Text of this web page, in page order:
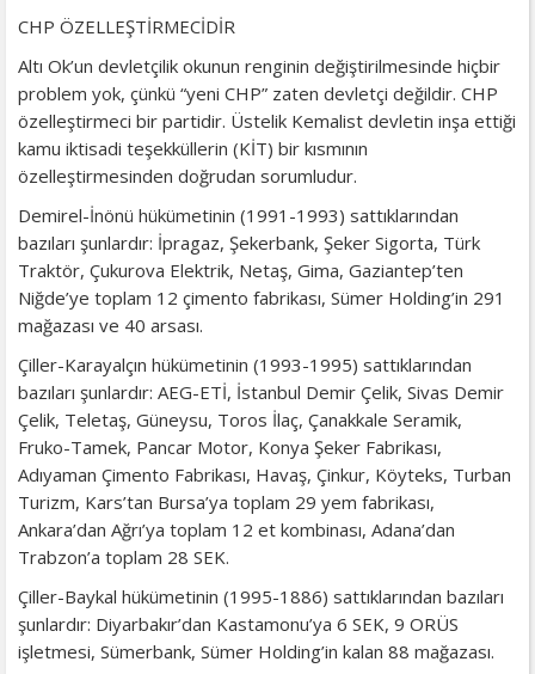
CHP ÖZELLEŞTİRMECİDİR
Altı Ok’un devletçilik okunun renginin değiştirilmesinde hiçbir
problem yok, çünkü “yeni CHP” zaten devletçi değildir. CHP
özelleştirmeci bir partidir. Üstelik Kemalist devletin inşa ettiği
kamu iktisadi teşekküllerin (KİT) bir kısmının
özelleştirmesinden doğrudan sorumludur.
Demirel-İnönü hükümetinin (1991-1993) sattıklarından
bazıları şunlardır: İpragaz, Şekerbank, Şeker Sigorta, Türk
Traktör, Çukurova Elektrik, Netaş, Gima, Gaziantep’ten
Niğde’ye toplam 12 çimento fabrikası, Sümer Holding’in 291
mağazası ve 40 arsası.
Çiller-Karayalçın hükümetinin (1993-1995) sattıklarından
bazıları şunlardır: AEG-ETİ, İstanbul Demir Çelik, Sivas Demir
Çelik, Teletaş, Güneysu, Toros İlaç, Çanakkale Seramik,
Fruko-Tamek, Pancar Motor, Konya Şeker Fabrikası,
Adıyaman Çimento Fabrikası, Havaş, Çinkur, Köyteks, Turban
Turizm, Kars’tan Bursa’ya toplam 29 yem fabrikası,
Ankara’dan Ağrı’ya toplam 12 et kombinası, Adana’dan
Trabzon’a toplam 28 SEK.
Çiller-Baykal hükümetinin (1995-1886) sattıklarından bazıları
şunlardır: Diyarbakır’dan Kastamonu’ya 6 SEK, 9 ORÜS
işletmesi, Sümerbank, Sümer Holding’in kalan 88 mağazası.